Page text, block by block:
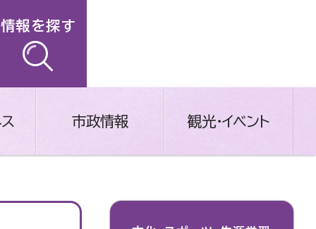
情報を探す
市政情報 観光・イベント